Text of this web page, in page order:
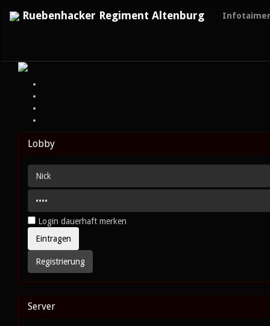
Ruebenhacker Regiment Altenburg
Lobby
Login dauerhaft merken
Registrierung
Server